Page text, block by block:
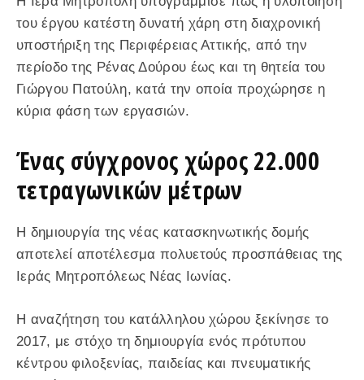
του έργου κατέστη δυνατή χάρη στη διαχρονική
υποστήριξη της Περιφέρειας Αττικής, από την
περίοδο της Ρένας Δούρου έως και τη θητεία του
Γιώργου Πατούλη, κατά την οποία προχώρησε η
κύρια φάση των εργασιών.
Ένας σύγχρονος χώρος 22.000
τετραγωνικών μέτρων
Η δημιουργία της νέας κατασκηνωτικής δομής
αποτελεί αποτέλεσμα πολυετούς προσπάθειας της
Ιεράς Μητροπόλεως Νέας Ιωνίας.
Η αναζήτηση του κατάλληλου χώρου ξεκίνησε το
2017, με στόχο τη δημιουργία ενός πρότυπου
κέντρου φιλοξενίας, παιδείας και πνευματικής